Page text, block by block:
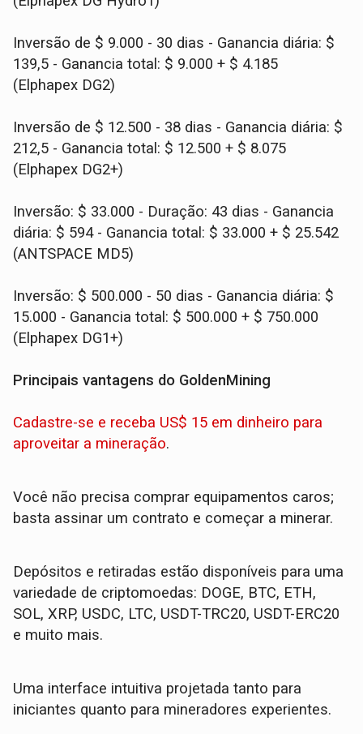
Inversão de $ 9.000 - 30 dias - Ganancia diária: $
139,5 - Ganancia total: $ 9.000 + $ 4.185
(Elphapex DG2)
Inversão de $ 12.500 - 38 dias - Ganancia diária: $
212,5 - Ganancia total: $ 12.500 + $ 8.075
(Elphapex DG2+)
Inversão: $ 33.000 - Duração: 43 dias - Ganancia
diária: $ 594 - Ganancia total: $ 33.000 + $ 25.542
(ANTSPACE MD5)
Inversão: $ 500.000 - 50 dias - Ganancia diária: $
15.000 - Ganancia total: $ 500.000 + $ 750.000
(Elphapex DG1+)
Principais vantagens do GoldenMining
Cadastre-se e receba US$ 15 em dinheiro para
aproveitar a mineração.
Você não precisa comprar equipamentos caros;
basta assinar um contrato e começar a minerar.
Depósitos e retiradas estão disponíveis para uma
variedade de criptomoedas: DOGE, BTC, ETH,
SOL, XRP, USDC, LTC, USDT-TRC20, USDT-ERC20
e muito mais.
Uma interface intuitiva projetada tanto para
iniciantes quanto para mineradores experientes.